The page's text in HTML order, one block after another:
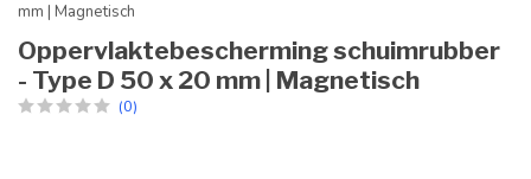
mm | Magnetisch
Oppervlaktebescherming schuimrubber
- Type D 50 x 20 mm | Magnetisch
(0)